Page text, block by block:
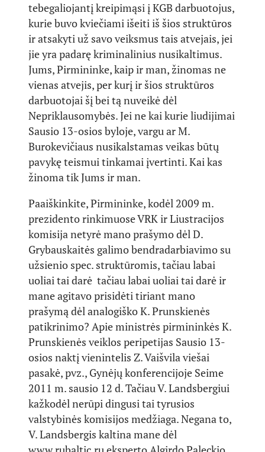
tebegaliojantį kreipimąsi į KGB darbuotojus,
kurie buvo kviečiami išeiti iš šios struktūros
ir atsakyti už savo veiksmus tais atvejais, jei
jie yra padarę kriminalinius nusikaltimus.
Jums, Pirmininke, kaip ir man, žinomas ne
vienas atvejis, per kurį ir šios struktūros
darbuotojai šį bei tą nuveikė dėl
Nepriklausomybės. Jei ne kai kurie liudijimai
Sausio 13-osios byloje, vargu ar M.
Burokevičiaus nusikalstamas veikas būtų
pavykę teismui tinkamai įvertinti. Kai kas
žinoma tik Jums ir man.
Paaiškinkite, Pirmininke, kodėl 2009 m.
prezidento rinkimuose VRK ir Liustracijos
komisija netyrė mano prašymo dėl D.
Grybauskaitės galimo bendradarbiavimo su
užsienio spec. struktūromis, tačiau labai
uoliai tai darė tačiau labai uoliai tai darė ir
mane agitavo prisidėti tiriant mano
prašymą dėl analogiško K. Prunskienės
patikrinimo? Apie ministrės pirmininkės K.
Prunskienės veiklos peripetijas Sausio 13-
osios naktį vienintelis Z. Vaišvila viešai
pasakė, pvz., Gynėjų konferencijoje Seime
2011 m. sausio 12 d. Tačiau V. Landsbergiui
kažkodėl nerūpi dingusi tai tyrusios
valstybinės komisijos medžiaga. Negana to,
V. Landsbergis kaltina mane dėl